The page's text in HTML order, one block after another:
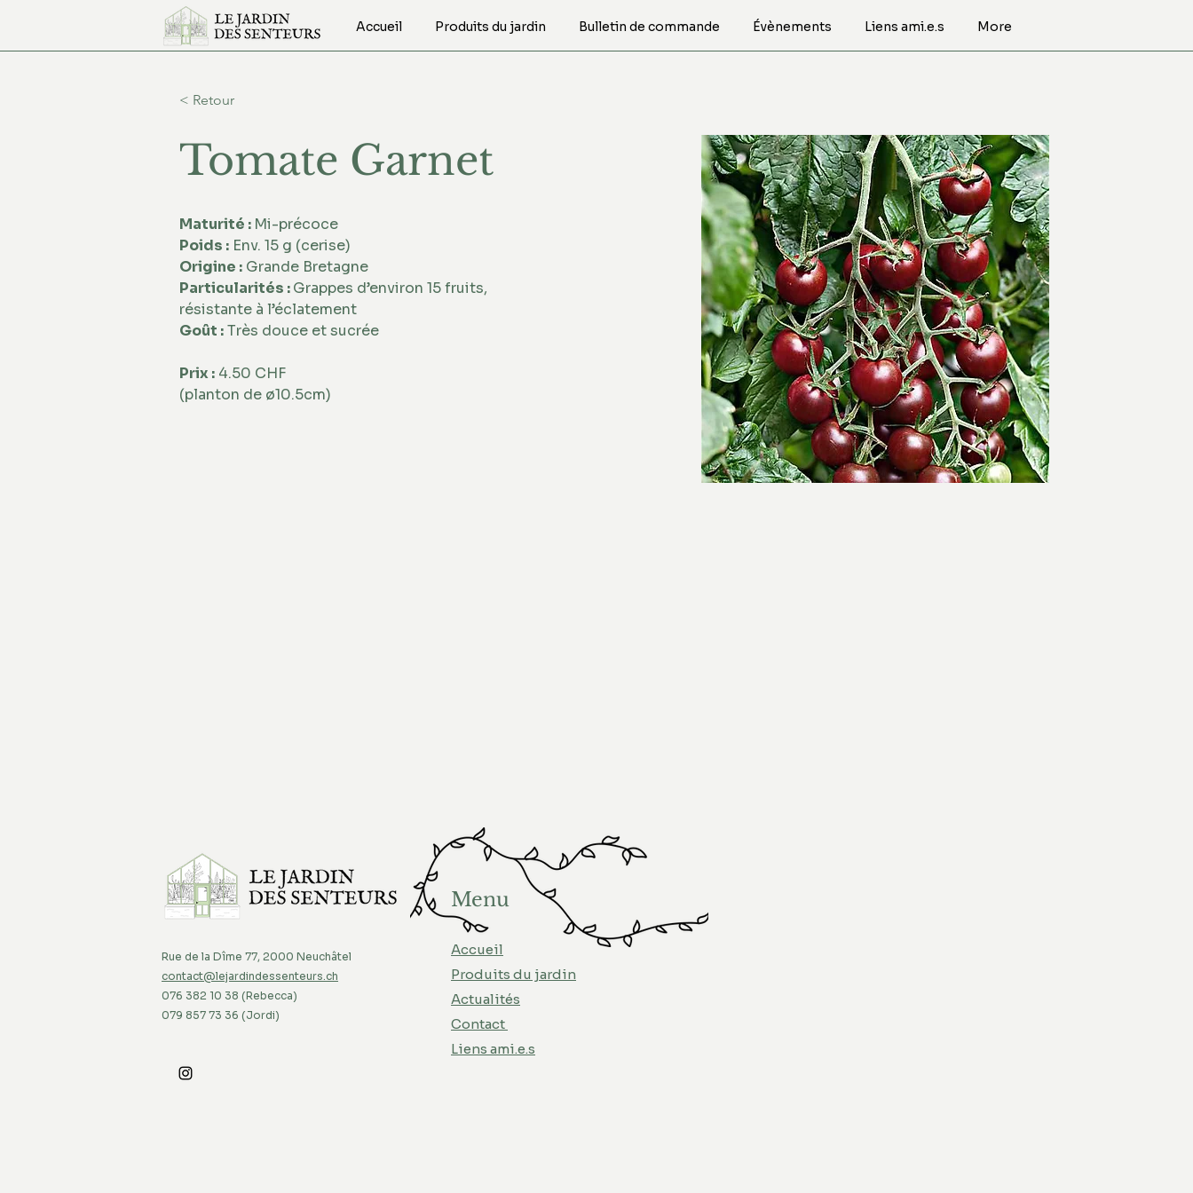
Accueil Produits du jardin Bulletin de commande Évènements Liens ami.e.s More
< Retour
Tomate Garnet
Maturité : Mi-précoce
Poids : Env. 15 g (cerise)
Origine : Grande Bretagne
Particularités : Grappes d’environ 15 fruits,
résistante à l’éclatement
Goût : Très douce et sucrée
Prix : 4.50 CHF
(planton de ø10.5cm)
Rue de la Dîme 77, 2000 Neuchâtel
contact@lejardindessenteurs.ch
076 382 10 38 (Rebecca)
079 857 73 36 (Jordi)
Menu
Accueil
Produits du jardin
Actualités
Contact
Liens ami.e.s